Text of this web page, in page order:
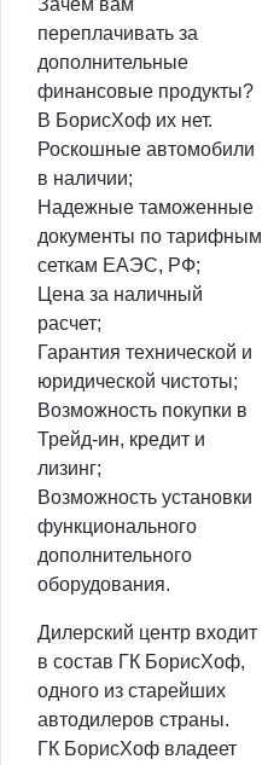
переплачивать за
дополнительные
финансовые продукты?
В БорисХоф их нет.
Роскошные автомобили
в наличии;
Надежные таможенные
документы по тарифным
сеткам ЕАЭС, РФ;
Цена за наличный
расчет;
Гарантия технической и
юридической чистоты;
Возможность покупки в
Трейд-ин, кредит и
лизинг;
Возможность установки
функционального
дополнительного
оборудования.
Дилерский центр входит
в состав ГК БорисХоф,
одного из старейших
автодилеров страны.
ГК БорисХоф владеет